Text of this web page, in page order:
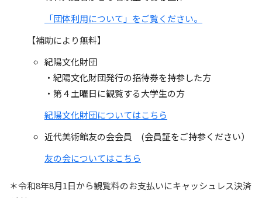
「団体利用について」をご覧ください。
【補助により無料】
紀陽文化財団
・紀陽文化財団発行の招待券を持参した方
・第４土曜日に観覧する大学生の方
紀陽文化財団についてはこちら
近代美術館友の会会員 (会員証をご持参ください）
友の会についてはこちら
＊令和8年8月1日から観覧料のお支払いにキャッシュレス決済